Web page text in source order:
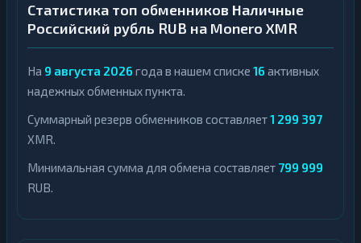
Статистика топ обменников Наличные
Российский рубль RUB на Monero XMR
На 9 августа 2026 года в нашем списке 16 активных
надежных обменных пункта.
Суммарный резерв обменников составляет1 299 397
XMR.
Минимальная сумма для обмена составляет 799 999
RUB.